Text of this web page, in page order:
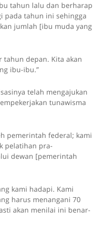
tahun lalu dan berharap
pada tahun ini sehingga
jumlah [ibu muda yang
tahun depan. Kita akan
ibu-ibu.”
telah mengajukan
tunawisma
pemerintah federal; kami
pelatihan pra-
dewan [pemerintah
kami hadapi. Kami
harus menangani 70
akan menilai ini benar-